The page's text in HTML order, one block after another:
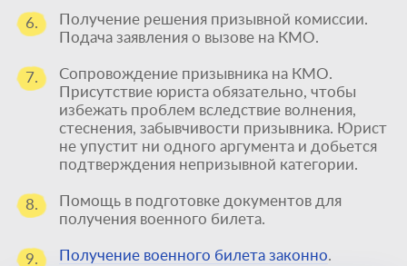
6.
Получение решения призывной комиссии.
Подача заявления о вызове на КМО.
7.
Сопровождение призывника на КМО.
Присутствие юриста обязательно, чтобы
избежать проблем вследствие волнения,
стеснения, забывчивости призывника. Юрист
не упустит ни одного аргумента и добьется
подтверждения непризывной категории.
8.
Помощь в подготовке документов для
получения военного билета.
9. Получение военного билета законно.